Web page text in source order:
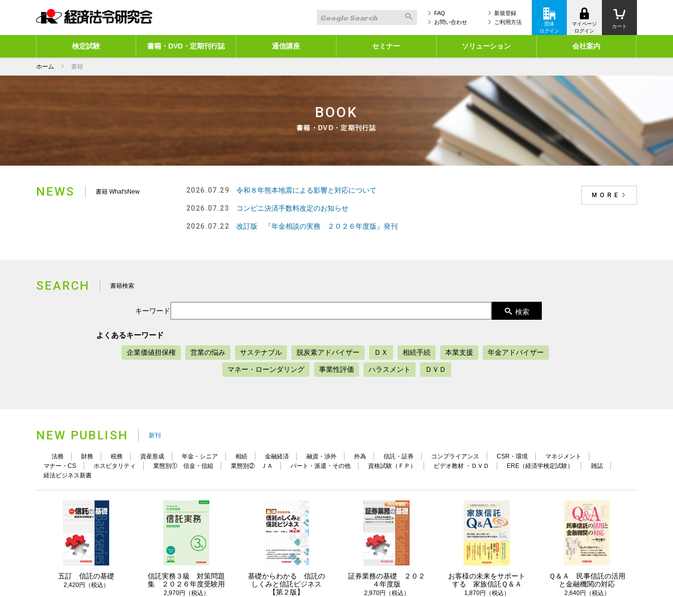
検定試験 書籍・DVD・定期刊行誌 通信講座 セミナー ソリューション 会社案内
カート
マイページ
ログイン
団体
ログイン
新規登録
ご利用方法
FAQ
お問い合わせ
ホーム 書籍
BOOK
書籍・DVD・定期刊行誌
NEWS 書籍 What'sNew 2026.07.29 令和８年熊本地震による影響と対応について
2026.07.23 コンビニ決済手数料改定のお知らせ
2026.07.22 改訂版 『年金相談の実務 ２０２６年度版』発刊
MORE
SEARCH 書籍検索
キーワード
よくあるキーワード
企業価値担保権 営業の悩み サステナブル 脱炭素アドバイザー ＤＸ 相続手続 本業支援 年金アドバイザー
マネー・ローンダリング 事業性評価 ハラスメント ＤＶＤ
NEW PUBLISH 新刊
法務 財務 税務 資産形成 年金・シニア 相続 金融経済 融資・渉外 外為 信託・証券 コンプライアンス CSR・環境
マネジメント
マナー・CS
ホスピタリティ 業態別① 信金・信組 業態別② ＪＡ パート・派遣・その他 資格試験（ＦＰ） ビデオ教材 ・ＤＶＤ ERE（経済学検定試験）
雑誌
経法ビジネス新書
五訂 信託の基礎
2,420円（税込）
信託実務３級 対策問題
集 ２０２６年度受験用
2,970円（税込）
基礎からわかる 信託の
しくみと信託ビジネス
【第２版】
証券業務の基礎 ２０２
４年度版
2,970円（税込）
お客様の未来をサポート
する 家族信託Ｑ＆Ａ
1,870円（税込）
Ｑ＆Ａ 民事信託の活用
と金融機関の対応
2,640円（税込）